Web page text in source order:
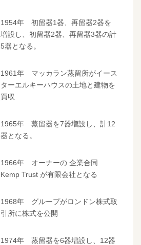
1954年 初留器1器、再留器2器を
増設し、初留器2器、再留器3器の計
5器となる。
1961年 マッカラン蒸留所がイース
ターエルキーハウスの土地と建物を
買収
1965年 蒸留器を7器増設し、計12
器となる。
1966年 オーナーの 企業合同
Kemp Trust が有限会社となる
1968年 グループがロンドン株式取
引所に株式を公開
1974年 蒸留器を6器増設し、12器